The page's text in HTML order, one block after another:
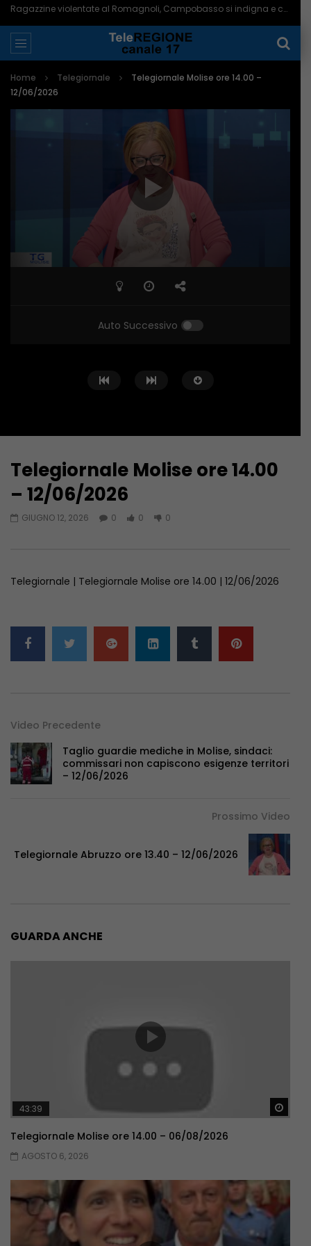
Ragazzine violentate al Romagnoli, Campobasso si indigna e chiede più controlli – 06/08/2026
Home Telegiornale
Telegiornale Molise ore 14.00 –
12/06/2026
Auto Successivo
43:39
Telegiornale Molise ore 14.00 –
06/08/2026
Telegiornale Molise ore 14.00
– 12/06/2026
GIUGNO 12, 2026 0 0 0
Telegiornale | Telegiornale Molise ore 14.00 | 12/06/2026
Video Precedente
Taglio guardie mediche in Molise, sindaci:
commissari non capiscono esigenze territori
– 12/06/2026
Prossimo Video
Telegiornale Abruzzo ore 13.40 – 12/06/2026
GUARDA ANCHE
43:39
Telegiornale Molise ore 14.00 – 06/08/2026
AGOSTO 6, 2026